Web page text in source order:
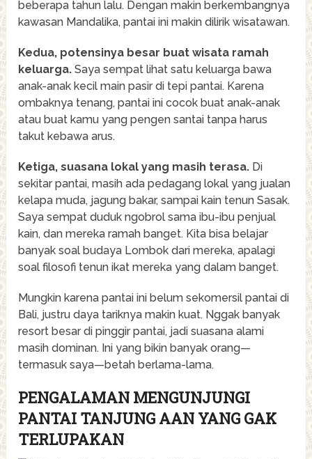
beberapa tahun lalu. Dengan makin berkembangnya
kawasan Mandalika, pantai ini makin dilirik wisatawan.
Kedua, potensinya besar buat wisata ramah
keluarga. Saya sempat lihat satu keluarga bawa
anak-anak kecil main pasir di tepi pantai. Karena
ombaknya tenang, pantai ini cocok buat anak-anak
atau buat kamu yang pengen santai tanpa harus
takut kebawa arus.
Ketiga, suasana lokal yang masih terasa. Di
sekitar pantai, masih ada pedagang lokal yang jualan
kelapa muda, jagung bakar, sampai kain tenun Sasak.
Saya sempat duduk ngobrol sama ibu-ibu penjual
kain, dan mereka ramah banget. Kita bisa belajar
banyak soal budaya Lombok dari mereka, apalagi
soal filosofi tenun ikat mereka yang dalam banget.
Mungkin karena pantai ini belum sekomersil pantai di
Bali, justru daya tariknya makin kuat. Nggak banyak
resort besar di pinggir pantai, jadi suasana alami
masih dominan. Ini yang bikin banyak orang—
termasuk saya—betah berlama-lama.
PENGALAMAN MENGUNJUNGI
PANTAI TANJUNG AAN YANG GAK
TERLUPAKAN